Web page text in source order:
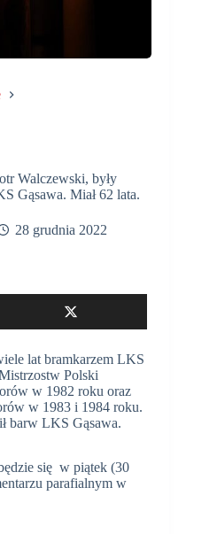
Walczewski, były
Gąsawa. Miał 62 lata.
28 grudnia 2022
lat bramkarzem LKS
Polski
w 1982 roku oraz
w 1983 i 1984 roku.
barw LKS Gąsawa.
się w piątek (30
parafialnym w